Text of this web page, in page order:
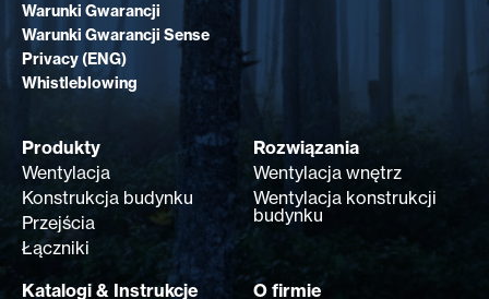
Warunki Gwarancji
Warunki Gwarancji Sense
Privacy (ENG)
Whistleblowing
Produkty
Wentylacja
Konstrukcja budynku
Przejścia
Łączniki
Rozwiązania
Wentylacja wnętrz
Wentylacja konstrukcji
budynku
Katalogi & Instrukcje O firmie